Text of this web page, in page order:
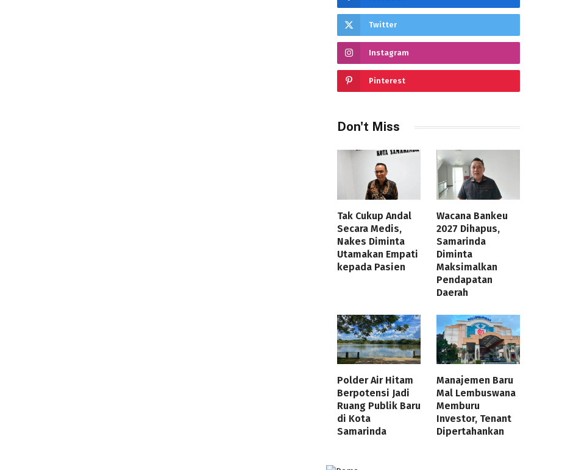
Twitter
Instagram
Pinterest
Don't Miss
Tak Cukup Andal
Secara Medis,
Nakes Diminta
Utamakan Empati
kepada Pasien
Wacana Bankeu
2027 Dihapus,
Samarinda
Diminta
Maksimalkan
Pendapatan
Daerah
Polder Air Hitam
Berpotensi Jadi
Ruang Publik Baru
di Kota
Samarinda
Manajemen Baru
Mal Lembuswana
Memburu
Investor, Tenant
Dipertahankan